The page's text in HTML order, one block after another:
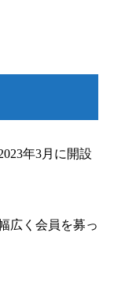
年3月に開設
広く会員を募っ